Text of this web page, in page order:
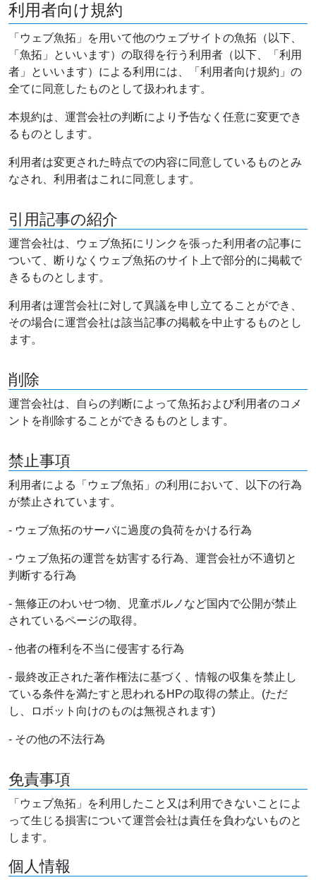
利用者向け規約
「ウェブ魚拓」を用いて他のウェブサイトの魚拓（以下、
「魚拓」といいます）の取得を行う利用者（以下、「利用
者」といいます）による利用には、「利用者向け規約」の
全てに同意したものとして扱われます。
本規約は、運営会社の判断により予告なく任意に変更でき
るものとします。
利用者は変更された時点での内容に同意しているものとみ
なされ、利用者はこれに同意します。
引用記事の紹介
運営会社は、ウェブ魚拓にリンクを張った利用者の記事に
ついて、断りなくウェブ魚拓のサイト上で部分的に掲載で
きるものとします。
利用者は運営会社に対して異議を申し立てることができ、
その場合に運営会社は該当記事の掲載を中止するものとし
ます。
削除
運営会社は、自らの判断によって魚拓および利用者のコメ
ントを削除することができるものとします。
禁止事項
利用者による「ウェブ魚拓」の利用において、以下の行為
が禁止されています。
- ウェブ魚拓のサーバに過度の負荷をかける行為
- ウェブ魚拓の運営を妨害する行為、運営会社が不適切と
判断する行為
- 無修正のわいせつ物、児童ポルノなど国内で公開が禁止
されているページの取得。
- 他者の権利を不当に侵害する行為
- 最終改正された著作権法に基づく、情報の収集を禁止し
ている条件を満たすと思われるHPの取得の禁止。(ただ
し、ロボット向けのものは無視されます)
- その他の不法行為
免責事項
「ウェブ魚拓」を利用したこと又は利用できないことによ
って生じる損害について運営会社は責任を負わないものと
します。
個人情報